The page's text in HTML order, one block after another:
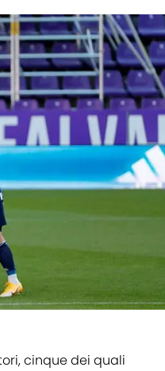
cinque dei quali